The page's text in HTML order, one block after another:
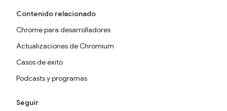
Contenido relacionado
Chrome para desarrolladores
Actualizaciones de Chromium
Casos de éxito
Podcasts y programas
Seguir